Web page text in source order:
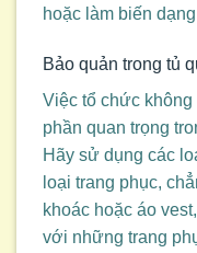
hoặc làm biến
Bảo quản trong tủ
Việc tổ chức không
phần quan trọng
Hãy sử dụng các
loại trang phục,
khoác hoặc áo
với những trang